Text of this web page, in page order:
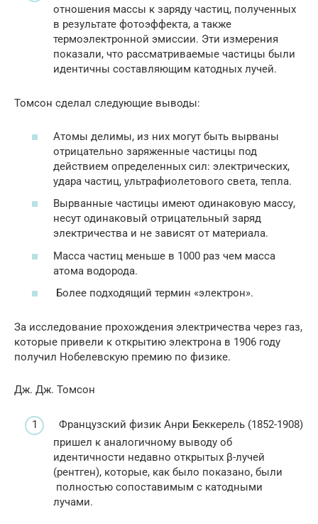
отношения массы к заряду частиц, полученных
в результате фотоэффекта, а также
термоэлектронной эмиссии. Эти измерения
показали, что рассматриваемые частицы были
идентичны составляющим катодных лучей.
Томсон сделал следующие выводы:
Атомы делимы, из них могут быть вырваны
отрицательно заряженные частицы под
действием определенных сил: электрических,
удара частиц, ультрафиолетового света, тепла.
Вырванные частицы имеют одинаковую массу,
несут одинаковый отрицательный заряд
электричества и не зависят от материала.
Масса частиц меньше в 1000 раз чем масса
атома водорода.
Более подходящий термин «электрон».
За исследование прохождения электричества через газ,
которые привели к открытию электрона в 1906 году
получил Нобелевскую премию по физике.
Дж. Дж. Томсон
Французский физик Анри Беккерель (1852-1908)
пришел к аналогичному выводу об
идентичности недавно открытых β-лучей
(рентген), которые, как было показано, были
полностью сопоставимым с катодными
лучами.